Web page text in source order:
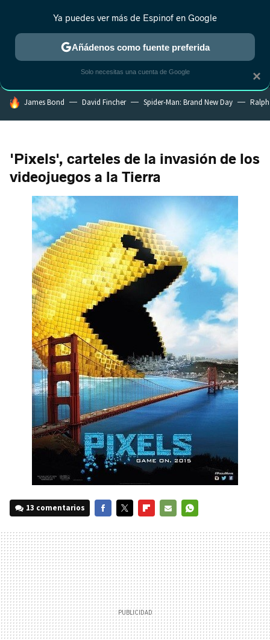
MENÚ NUEVO
ESTRENOS REALITY ANIME RANKINGS CINE
HOY SE HABLA DE
James Bond David Fincher Spider-Man: Brand New Day
'Pixels', carteles de la invasión de los
videojuegos a la Tierra
13 comentarios
MAIL
×
Ya puedes ver más de Espinof en Google
Añádenos como fuente preferida
Solo necesitas una cuenta de Google